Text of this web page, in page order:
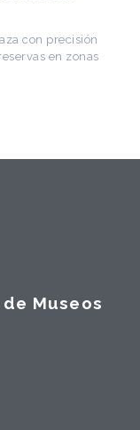
impulsó los
Publicó más de
Museos